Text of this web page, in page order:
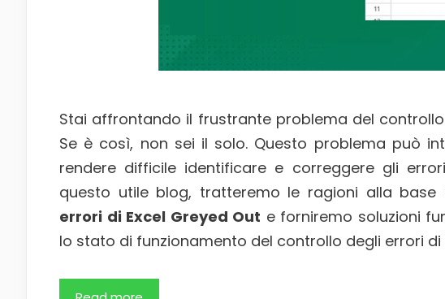
Stai affrontando il frustrante problema del
Se è così, non sei il solo. Questo problema può
rendere difficile identificare e correggere gli
questo utile blog, tratteremo le ragioni alla base
errori di Excel Greyed Out e forniremo soluzioni
lo stato di funzionamento del controllo degli errori di